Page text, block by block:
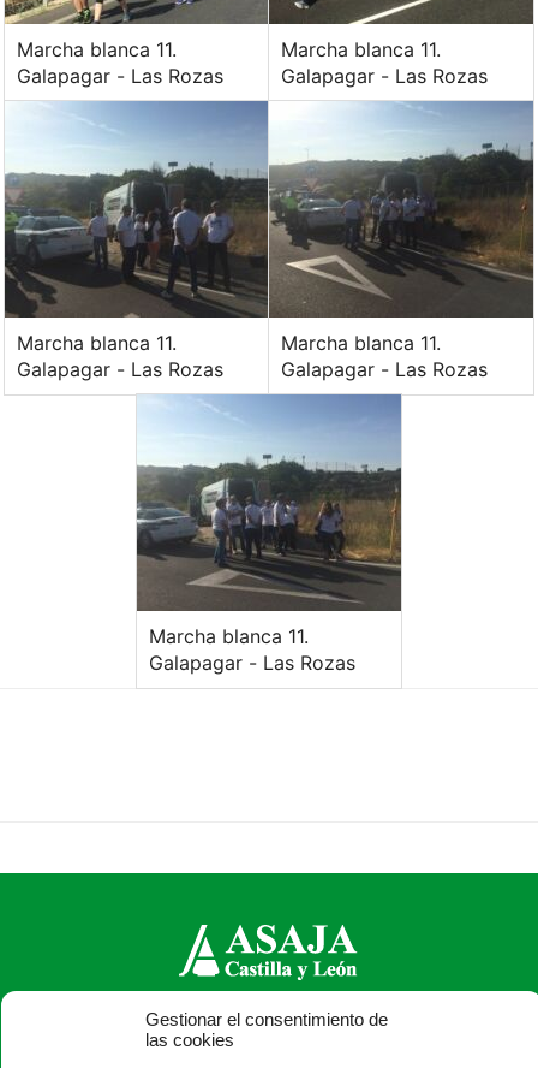
Gestionar el consentimiento de
las cookies
Marcha blanca 11.
Galapagar - Las Rozas
Marcha blanca 11.
Galapagar - Las Rozas
Marcha blanca 11.
Galapagar - Las Rozas
Marcha blanca 11.
Galapagar - Las Rozas
Marcha blanca 11.
Galapagar - Las Rozas
ASAJA Castilla y León - Jóvenes Agricultores